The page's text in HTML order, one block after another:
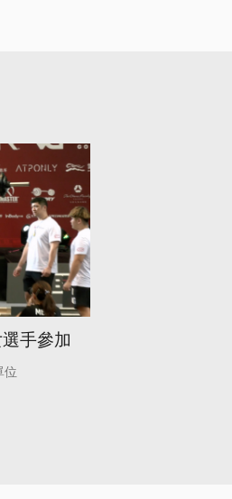
手參加
位